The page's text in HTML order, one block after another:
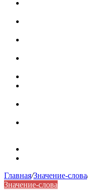
Главная/Значение-слова
Значение-слова